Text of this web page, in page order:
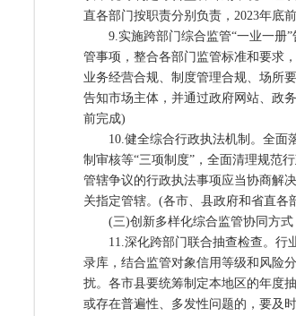
直各部门按职责分别负责，2023年底
9.实施跨部门综合监管“一业一册”
管事项，整合各部门监管标准和要求
业务经营合规、制度管理合规、场所
告知市场主体，并通过政府网站、政
前完成)
10.健全综合行政执法机制。全面
制审核等“三项制度”，全面清理规范
管辖争议的行政执法事项应当协商解
关指定管辖。(各市、县政府和省直各
(三)创新多样化综合监管协同方式
11.深化跨部门联合抽查检查。行
录库，结合监管对象信用等级和风险
扰。各市县要统筹制定本地区的年度
或存在普遍性、多发性问题的，要及